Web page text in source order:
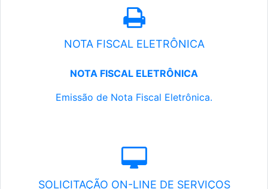
NOTA FISCAL ELETRÔNICA
NOTA FISCAL ELETRÔNICA
Emissão de Nota Fiscal Eletrônica.
SOLICITAÇÃO ON-LINE DE SERVIÇOS